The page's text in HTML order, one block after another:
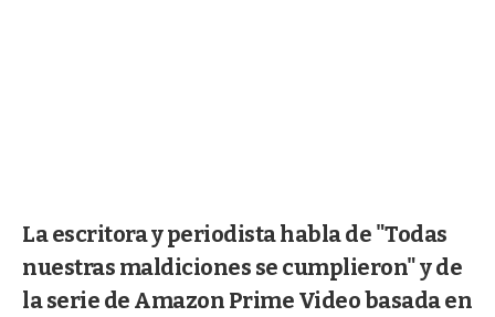
La escritora y periodista habla de "Todas
nuestras maldiciones se cumplieron" y de
la serie de Amazon Prime Video basada en